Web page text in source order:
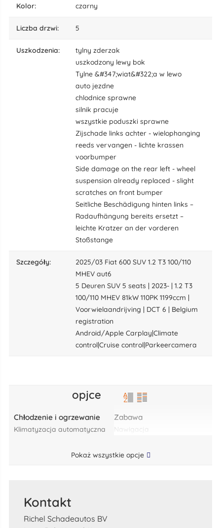
kolor: czarny
liczba drzwi: 5
uszkodzenia:
tylny zderzak
uszkodzony lewy bok
Tylne &#347;wiat&#322;a w lewo
auto jezdne
chlodnice sprawne
silnik pracuje
wszystkie poduszki sprawne
Zijschade links achter - wielophanging
reeds vervangen - lichte krassen
voorbumper
Side damage on the rear left - wheel
suspension already replaced - slight
scratches on front bumper
Seitliche Beschädigung hinten links –
Radaufhängung bereits ersetzt –
leichte Kratzer an der vorderen
Stoßstange
szczegóły:
2025/03 Fiat 600 SUV 1.2 T3 100/110
MHEV aut6
5 Deuren SUV 5 seats | 2023- | 1.2 T3
100/110 MHEV 81kW 110PK 1199ccm |
Voorwielaandrijving | DCT 6 | Belgium
registration
Android/Apple Carplay|Climate
control|Cruise control|Parkeercamera
opjce
Chłodzenie i ogrzewanie
klimatyzacja automatyczna
Zabawa
nawigacja
Pokaż wszystkie opcje
Kontakt
Richel Schadeautos BV